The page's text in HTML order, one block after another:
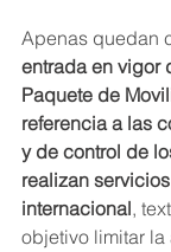
Apenas quedan
entrada en vigor
Paquete de
referencia a las
y de control de
realizan
internacional,
objetivo limitar